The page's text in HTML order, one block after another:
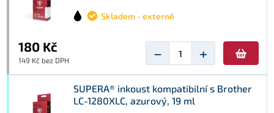
Skladem - externě
180 Kč
149 Kč bez DPH − +
SUPERA® inkoust kompatibilní s Brother
LC-1280XLC, azurový, 19 ml